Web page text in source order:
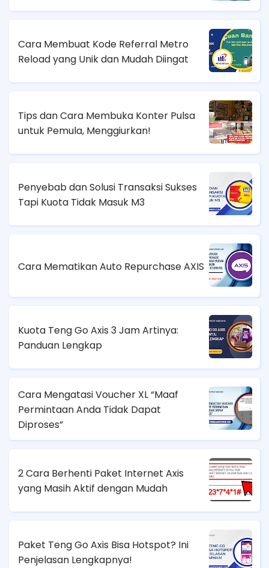
Cara Membuat Kode Referral Metro
Reload yang Unik dan Mudah Diingat
Tips dan Cara Membuka Konter Pulsa
untuk Pemula, Menggiurkan!
Penyebab dan Solusi Transaksi Sukses
Tapi Kuota Tidak Masuk M3
Cara Mematikan Auto Repurchase AXIS
Kuota Teng Go Axis 3 Jam Artinya:
Panduan Lengkap
Cara Mengatasi Voucher XL “Maaf
Permintaan Anda Tidak Dapat
Diproses”
2 Cara Berhenti Paket Internet Axis
yang Masih Aktif dengan Mudah
Paket Teng Go Axis Bisa Hotspot? Ini
Penjelasan Lengkapnya!